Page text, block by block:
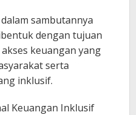
sambutannya
dengan tujuan
keuangan yang
serta
inklusif.
Keuangan Inklusif